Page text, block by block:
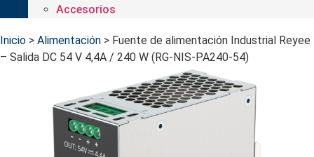
Accesorios
Inicio > Alimentación > Fuente de alimentación Industrial Reyee
– Salida DC 54 V 4,4A / 240 W (RG-NIS-PA240-54)